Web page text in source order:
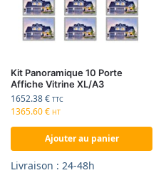
Kit Panoramique 10 Porte
Affiche Vitrine XL/A3
1652.38€ TTC
1365.60€ HT
Ajouter au panier
Livraison : 24-48h